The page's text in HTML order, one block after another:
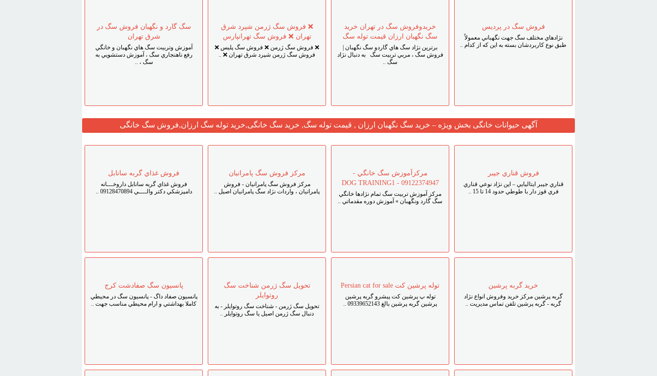
فروش سگ در پرديس
نژادهاي مختلف سگ جهت نگهباني معمولاً
طبق نوع کاربردشان بسته به اين که از کدام ..
خريدوفروش سگ در تهران خريد
سگ نگهبان ارزان قيمت توله سگ
برترين نژاد سگ هاي گاردو سگ نگهبان |
فروش سگ ، مربي تربيت سگ به دنبال نژاد
سگ ..
❌ فروش سگ ژرمن شپرد شرق
تهران ❌ فروش سگ تهرانپارس
❌ فروش سگ ژرمن ❌ فروش سگ پليس ❌
فروش سگ ژرمن شپرد شرق تهران ❌ ..
سگ گارد و نگهبان فروش سگ در
شرق تهران
آموزش وتربيت سگ هاي نگهبان و خانگي
رفع ناهنجاري سگ ، آموزش دستشويي به
سگ ، ..
آگهی حیوانات خانگی بخش ویژه – خرید سگ نگهبان ارزان , قیمت توله سگ, خرید سگ خانگی,خرید توله سگ ارزان,فروش سگ خانگی
فروش قناري جيبر
قناري جيبر ايتاليايي – اين نژاد نوعي قناري
فري قوز دار با طوطي حدود 14 تا 15 ..
مرکزآموزش سگ خانگي -
09122374947 - DOG TRAINING1
مرکز آموزش تربيت سگ تمام نژادها خانگي
سگ گارد ونگهبان » آموزش دوره مقدماتي ..
مرکز فروش سگ پامرانيان
مرکز فروش سگ پامرانيان - فروش
پامرانيان ، واردات نژاد سگ پامرانيان اصيل ..
فروش غذاي گربه سانابل
فروش غذاي گربه سانابل داروخـــانه
دامپزشکي دکتر والــــي 09128470894 ..
خريد گربه پرشين
گربه پرشين مرکز خريد وفروش انواع نژاد
گربه - گربه پرشين تلفن تماس مديريت ..
توله پرشين كت Persian cat for sale
توله پ پرشين کت پيشرو گربه پرشين
پرشين گربه پرشين بالغ 09339652143 ..
تحويل سگ ژرمن شناخت سگ
روتوايلر
تحويل سگ ژرمن - شناخت سگ روتوايلر - به
دنبال سگ ژرمن اصيل يا سگ روتوايلر ..
پانسيون سگ صفادشت کرج
پانسيون صفاد داگ - پانسيون سگ در محيطي
کاملا بهداشتي و ارام محيطي مناسب جهت ..